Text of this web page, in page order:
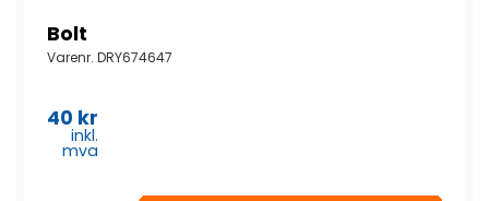
Bolt
Varenr. DRY674647
40 kr
inkl.
mva